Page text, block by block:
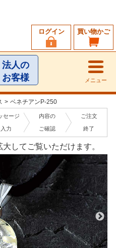
買い物かご
ログイン
法人の
お客様
メニュー
> ベネチアンP-250
セージ
入力
内容の
ご確認
ご注文
終了
してご覧いただけます。